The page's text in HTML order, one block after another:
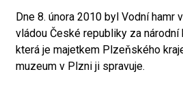
Dne 8. února 2010 byl Vodní hamr
vládou České republiky za národní
která je majetkem Plzeňského
muzeum v Plzni ji spravuje.